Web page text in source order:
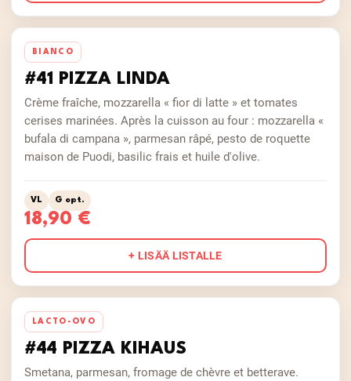
BIANCO
#41 PIZZA LINDA
Crème fraîche, mozzarella « fior di latte » et tomates
cerises marinées. Après la cuisson au four : mozzarella «
bufala di campana », parmesan râpé, pesto de roquette
maison de Puodi, basilic frais et huile d'olive.
VL G opt.
18,90 €
+ LISÄÄ LISTALLE
LACTO-OVO
#44 PIZZA KIHAUS
Smetana, parmesan, fromage de chèvre et betterave.